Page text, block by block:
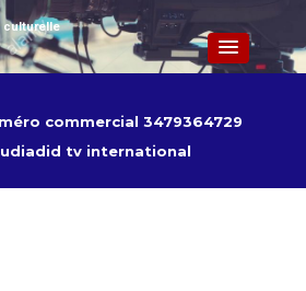
culturelle
commercial 3479364729
tv international